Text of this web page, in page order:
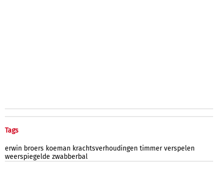
Tags
erwin broers koeman krachtsverhoudingen timmer verspelen
weerspiegelde zwabberbal